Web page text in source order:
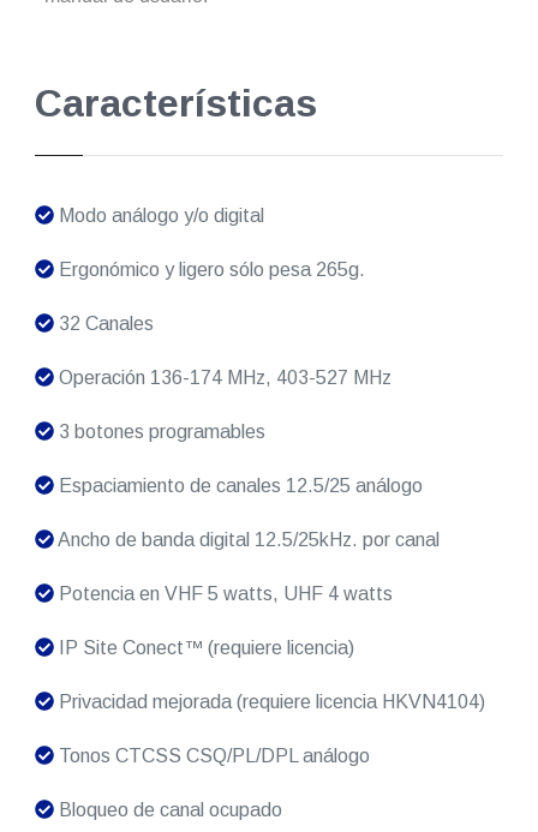
Características
Modo análogo y/o digital
Ergonómico y ligero sólo pesa 265g.
32 Canales
Operación 136-174 MHz, 403-527 MHz
3 botones programables
Espaciamiento de canales 12.5/25 análogo
Ancho de banda digital 12.5/25kHz. por canal
Potencia en VHF 5 watts, UHF 4 watts
IP Site Conect™ (requiere licencia)
Privacidad mejorada (requiere licencia HKVN4104)
Tonos CTCSS CSQ/PL/DPL análogo
Bloqueo de canal ocupado